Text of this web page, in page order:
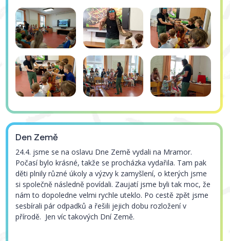
Den Země
24.4. jsme se na oslavu Dne Země vydali na Mramor.
Počasí bylo krásné, takže se procházka vydařila. Tam pak
děti plnily různé úkoly a výzvy k zamyšlení, o kterých jsme
si společně následně povídali. Zaujatí jsme byli tak moc, že
nám to dopoledne velmi rychle uteklo. Po cestě zpět jsme
sesbírali pár odpadků a řešili jejich dobu rozložení v
přírodě. Jen víc takových Dní Země.